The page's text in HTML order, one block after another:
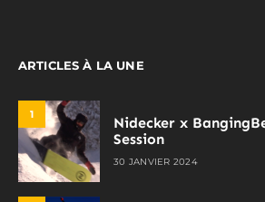
ARTICLES À LA UNE
1
Nidecker x
Session
30 JANVIER 2024